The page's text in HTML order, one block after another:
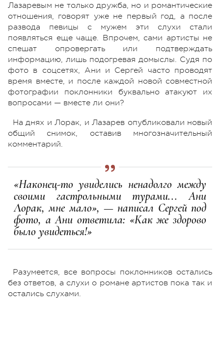
Лазаревым не только дружба, но и романтические
отношения, говорят уже не первый год, а после
развода певицы с мужем эти слухи стали
появляться еще чаще. Впрочем, сами артисты не
спешат опровергать или подтверждать
информацию, лишь подогревая домыслы. Судя по
фото в соцсетях, Ани и Сергей часто проводят
время вместе, и после каждой новой совместной
фотографии поклонники буквально атакуют их
вопросами — вместе ли они?
На днях и Лорак, и Лазарев опубликовали новый
общий снимок, оставив многозначительный
комментарий.
«Наконец-то увиделись ненадолго между
своими гастрольными турами... Ани
Лорак, мне мало», — написал Сергей под
фото, а Ани ответила: «Как же здорово
было увидеться!»
Разумеется, все вопросы поклонников остались
без ответов, а слухи о романе артистов пока так и
остались слухами.